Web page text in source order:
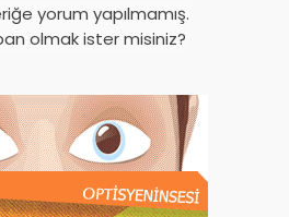
yorum yapılmamış.
olmak ister misiniz?